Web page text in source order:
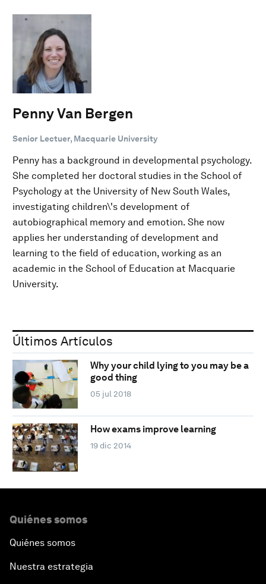
Penny Van Bergen
Senior Lectuer, Macquarie University
Penny has a background in developmental psychology.
She completed her doctoral studies in the School of
Psychology at the University of New South Wales,
investigating children\'s development of
autobiographical memory and emotion. She now
applies her understanding of development and
learning to the field of education, working as an
academic in the School of Education at Macquarie
University.
Últimos Artículos
Why your child lying to you may be a
good thing
05 jul 2018
How exams improve learning
19 dic 2014
Quiénes somos
Quiénes somos
Nuestra estrategia